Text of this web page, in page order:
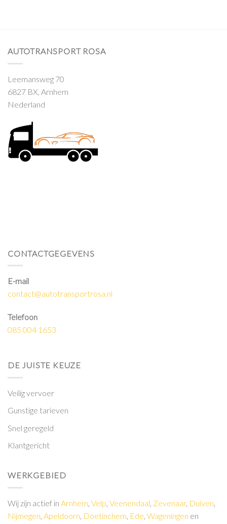
AUTOTRANSPORT ROSA
Leemansweg 70
6827 BX, Arnhem
Nederland
CONTACTGEGEVENS
E-mail
contact@autotransportrosa.nl
Telefoon
085 004 1653
DE JUISTE KEUZE
Veilig vervoer
Gunstige tarieven
Snel geregeld
Klantgericht
WERKGEBIED
Wij zijn actief in Arnhem Velp Veenendaal Zevenaar, Duiven
Nijmegen Apeldoorn Doetinchem Ede Wageningen en